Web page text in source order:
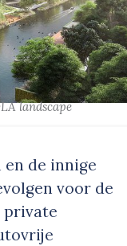
landscape
en de innige
voor de
private